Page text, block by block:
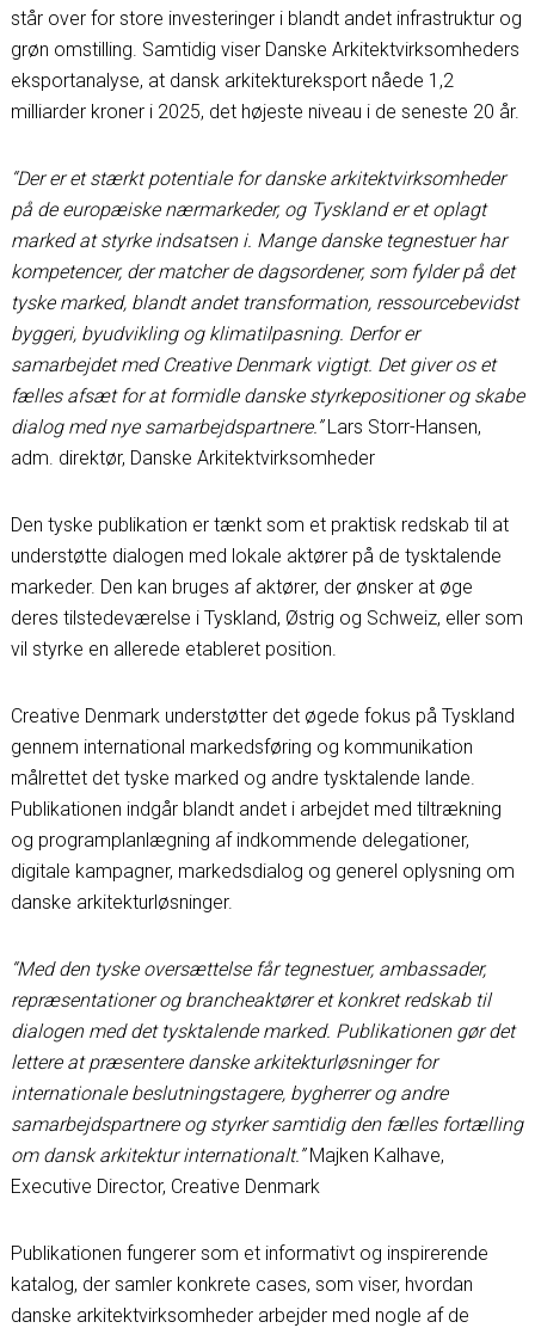
står over for store investeringer i blandt andet infrastruktur og
grøn omstilling. Samtidig viser Danske Arkitektvirksomheders
eksportanalyse, at dansk arkitektureksport nåede 1,2
milliarder kroner i 2025, det højeste niveau i de seneste 20 år.
“Der er et stærkt potentiale for danske arkitektvirksomheder
på de europæiske nærmarkeder, og Tyskland er et oplagt
marked at styrke indsatsen i. Mange danske tegnestuer har
kompetencer, der matcher de dagsordener, som fylder på det
tyske marked, blandt andet transformation, ressourcebevidst
byggeri, byudvikling og klimatilpasning. Derfor er
samarbejdet med Creative Denmark vigtigt. Det giver os et
fælles afsæt for at formidle danske styrkepositioner og skabe
dialog med nye samarbejdspartnere.”Lars Storr-Hansen,
adm. direktør, Danske Arkitektvirksomheder
Den tyske publikation er tænkt som et praktisk redskab til at
understøtte dialogen med lokale aktører på de tysktalende
markeder. Den kan bruges af aktører, der ønsker at øge
deres tilstedeværelse i Tyskland, Østrig og Schweiz, eller som
vil styrke en allerede etableret position.
Creative Denmark understøtter det øgede fokus på Tyskland
gennem international markedsføring og kommunikation
målrettet det tyske marked og andre tysktalende lande.
Publikationen indgår blandt andet i arbejdet med tiltrækning
og programplanlægning af indkommende delegationer,
digitale kampagner, markedsdialog og generel oplysning om
danske arkitekturløsninger.
“Med den tyske oversættelse får tegnestuer, ambassader,
repræsentationer og brancheaktører et konkret redskab til
dialogen med det tysktalende marked. Publikationen gør det
lettere at præsentere danske arkitekturløsninger for
internationale beslutningstagere, bygherrer og andre
samarbejdspartnere og styrker samtidig den fælles fortælling
om dansk arkitektur internationalt.”Majken Kalhave,
Executive Director, Creative Denmark
Publikationen fungerer som et informativt og inspirerende
katalog, der samler konkrete cases, som viser, hvordan
danske arkitektvirksomheder arbejder med nogle af de